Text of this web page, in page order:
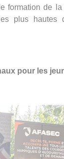
formation de
plus hautes
pour les